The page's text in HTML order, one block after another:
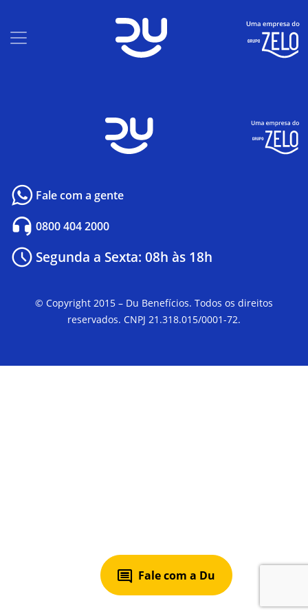
Fale com a Du
Fale com a gente
0800 404 2000
Segunda a Sexta: 08h às 18h
© Copyright 2015 – Du Benefícios. Todos os direitos
reservados. CNPJ 21.318.015/0001-72.